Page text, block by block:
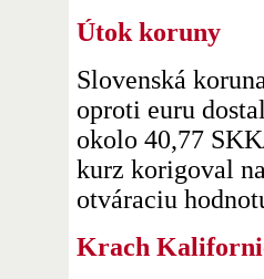
Útok koruny
Slovenská
oproti euru
okolo 40,77
kurz korigoval
otváraciu
Krach